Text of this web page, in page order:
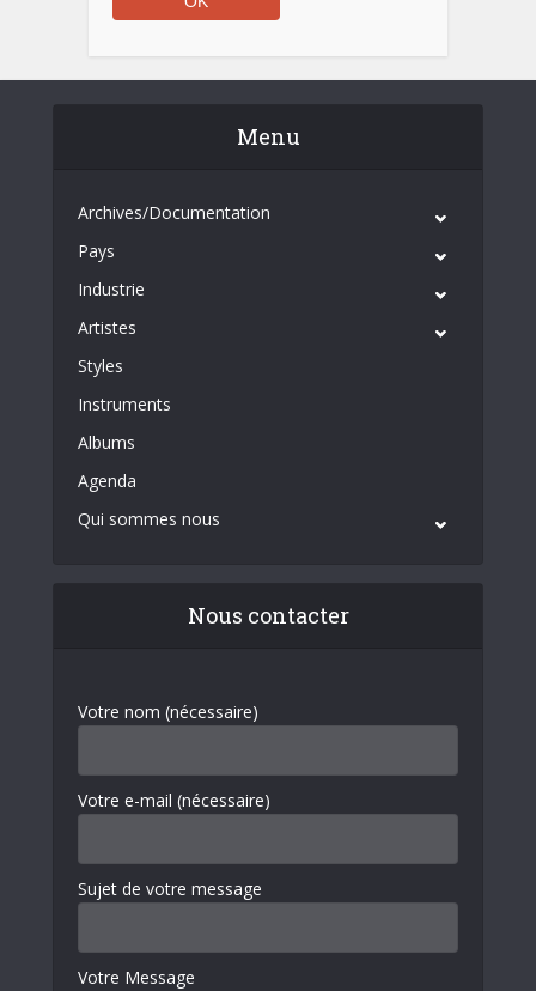
Menu
Archives/Documentation
Pays
Industrie
Artistes
Styles
Instruments
Albums
Agenda
Qui sommes nous
Nous contacter
Votre nom (nécessaire)
Votre e-mail (nécessaire)
Sujet de votre message
Votre Message